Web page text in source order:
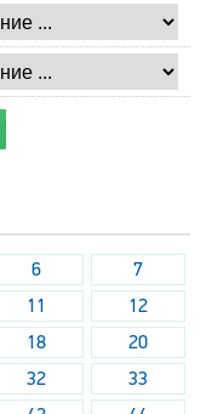
6
7
11
12
18
20
32
33